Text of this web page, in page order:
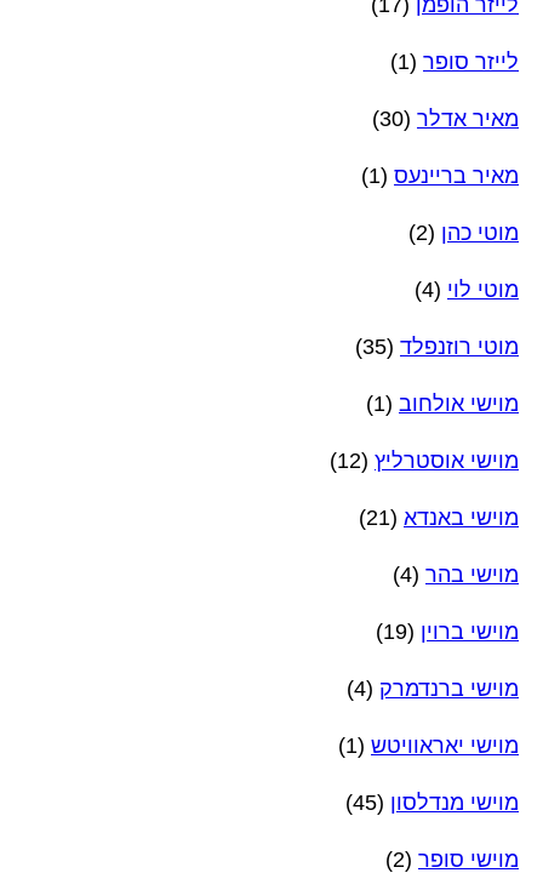
לייזר סופר (1)
מאיר אדלר (30)
מאיר בריינעס (1)
מוטי כהן (2)
מוטי לוי (4)
מוטי רוזנפלד (35)
מוישי אולחוב (1)
מוישי אוסטרליץ (12)
מוישי באנדא (21)
מוישי בהר (4)
מוישי ברוין (19)
מוישי ברנדמרק (4)
מוישי יאראוויטש (1)
מוישי מנדלסון (45)
מוישי סופר (2)